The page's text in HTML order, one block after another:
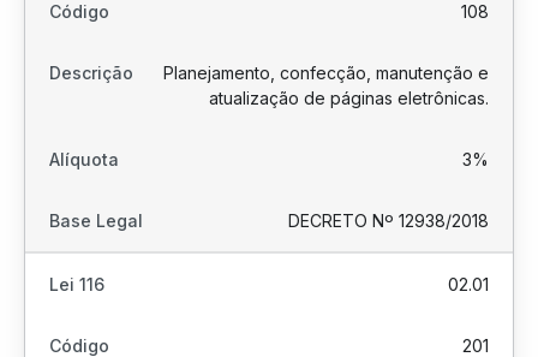
108
Planejamento, confecção, manutenção e
atualização de páginas eletrônicas.
3%
DECRETO Nº 12938/2018
02.01
201